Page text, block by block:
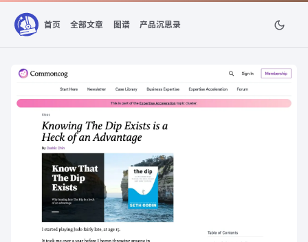
首页 全部文章 图谱 产品沉思录